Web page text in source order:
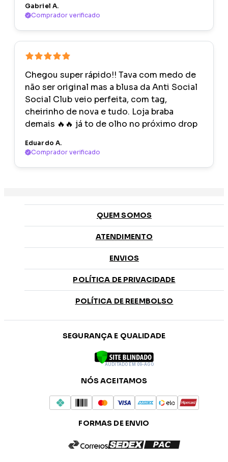
Gabriel A.
Comprador verificado
Chegou super rápido!! Tava com medo de
não ser original mas a blusa da Anti Social
Social Club veio perfeita, com tag,
cheirinho de nova e tudo. Loja braba
demais 🔥🔥 já to de olho no próximo drop
Eduardo A.
Comprador verificado
QUEM SOMOS
ATENDIMENTO
ENVIOS
POLÍTICA DE PRIVACIDADE
POLÍTICA DE REEMBOLSO
SEGURANÇA E QUALIDADE
AUDITADO EM 09-AGO
NÓS ACEITAMOS
FORMAS DE ENVIO